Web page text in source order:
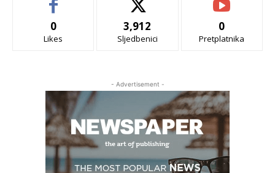
0
Likes
3,912
Sljedbenici
0
Pretplatnika
- Advertisement -